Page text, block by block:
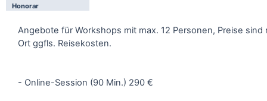
Honorar
Angebote für Workshops mit max. 12 Personen, Preise sind
Ort ggfls. Reisekosten.
- Online-Session (90 Min.) 290 €